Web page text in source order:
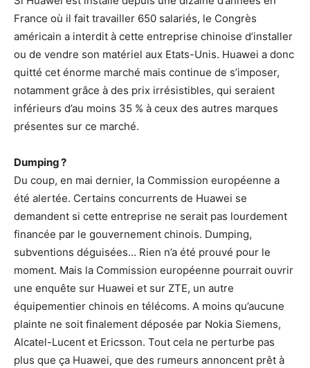
France où il fait travailler 650 salariés, le Congrès
américain a interdit à cette entreprise chinoise d’installer
ou de vendre son matériel aux Etats-Unis. Huawei a donc
quitté cet énorme marché mais continue de s’imposer,
notamment grâce à des prix irrésistibles, qui seraient
inférieurs d’au moins 35 % à ceux des autres marques
présentes sur ce marché.
Dumping ?
Du coup, en mai dernier, la Commission européenne a
été alertée. Certains concurrents de Huawei se
demandent si cette entreprise ne serait pas lourdement
financée par le gouvernement chinois. Dumping,
subventions déguisées… Rien n’a été prouvé pour le
moment. Mais la Commission européenne pourrait ouvrir
une enquête sur Huawei et sur ZTE, un autre
équipementier chinois en télécoms. A moins qu’aucune
plainte ne soit finalement déposée par Nokia Siemens,
Alcatel-Lucent et Ericsson. Tout cela ne perturbe pas
plus que ça Huawei, que des rumeurs annoncent prêt à